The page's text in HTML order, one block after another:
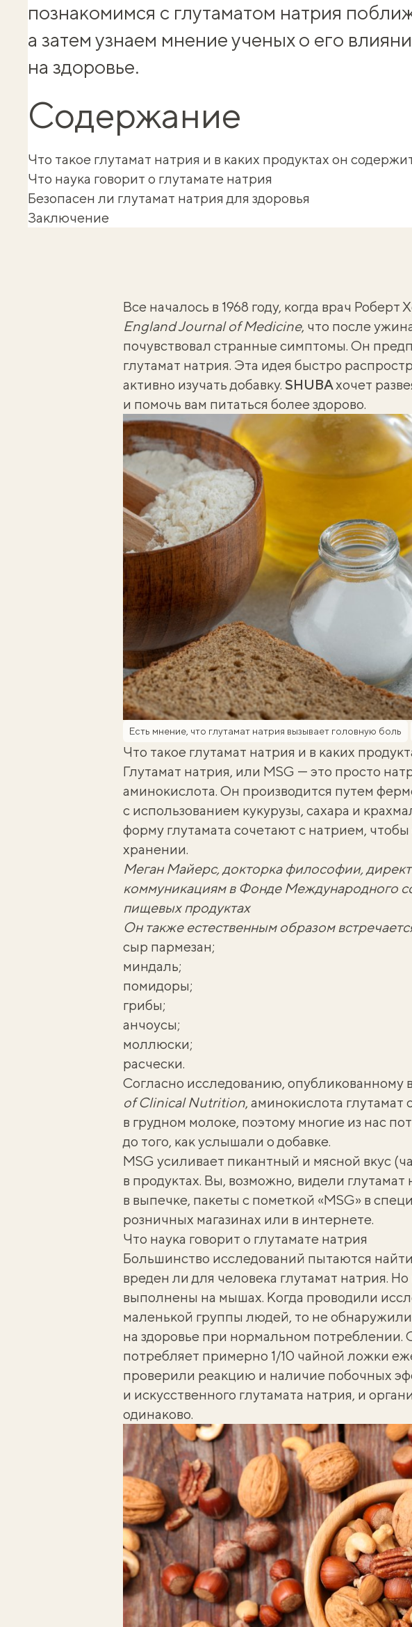
познакомимся с глутаматом натрия
а затем узнаем мнение ученых о его
на здоровье.
Содержание
Что такое глутамат натрия и в каких продуктах он
Что наука говорит о глутамате натрия
Безопасен ли глутамат натрия для здоровья
Заключение
Все началось в 1968 году, когда врач
England Journal of Medicine, что после
почувствовал странные симптомы. Он
глутамат натрия. Эта идея быстро
активно изучать добавку. SHUBAхочет
и помочь вам питаться более здорово.
Есть мнение, что глутамат натрия вызывает головную боль
Что такое глутамат натрия и в каких
Глутамат натрия, или MSG — это просто
аминокислота. Он производится путем
с использованием кукурузы, сахара и
форму глутамата сочетают с натрием,
хранении.
Меган Майерс, докторка философии,
коммуникациям в Фонде Международного
пищевых продуктах
Он также естественным образом
сыр пармезан;
миндаль;
помидоры;
грибы;
анчоусы;
моллюски;
расчески.
Согласно исследованию, опубликованномув
of Clinical Nutrition, аминокислота глутамат
в грудном молоке, поэтому многие из нас
до того, как услышали о добавке.
MSG усиливает пикантный и мясной вкус
в продуктах. Вы, возможно, видели глутамат
в выпечке, пакеты с пометкой «MSG» в
розничных магазинах или в интернете.
Что наука говорит о глутамате натрия
Большинство исследований пытаются
вреден ли для человека глутамат натрия.
выполнены на мышах. Когда проводили
маленькой группы людей, то не обнаружили
на здоровье при нормальном потреблении.
потребляет примерно 1/10 чайной ложки
проверили реакцию и наличие побочных
и искусственного глутамата натрия, и
одинаково.